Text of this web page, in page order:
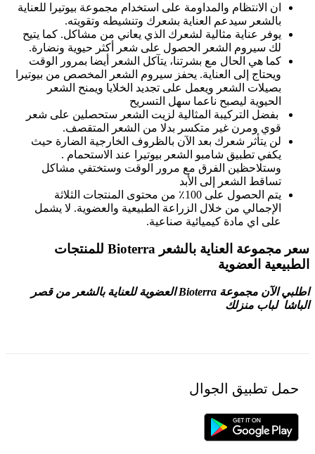
ان الانتظام والمداومة على استخدام مجموعة بيوتيرا للعناية
بالشعر سيدعم العناية بشعرك وتنشيطه وتقويته.
يوفر عناية مثالية لشعرك الذي يعاني من مشاكل. كما يتيح
لك سيروم الشعر الحصول على شعر أكثر حيوية ونضارة.
كما هي الحال مع بشرتنا، يتآكل الشعر أيضا بمرور الوقت
ويحتاج إلى العناية. يحفز سيروم الشعر المخصص من بيوتيرا
بصيلات الشعر ويعمل على تجديد الخلايا ويمنح الشعر
الحيوية ليصبح ناعما سهل التسريح
بفضل التركيبة المثالية لزيت الشعر ستحصلين على شعر
قوي ومرن غير متكسر بدلا من الشعر المتقصف.
لن يتأثر شعرك بعد الآن بالظروف الخارجية الضارة حيث
يكفي تطبيق شامبو الشعر بيوتيرا عند الاستحمام .
وستلاحظين الفرق مع مرور الوقت وستختفي مشاكل
تساقط الشعر إلى الأبد
يتم الحصول على 100٪ من محتوى المنتجات الثلاثة
الإجمالي من خلال الزراعة الطبيعية والعضوية. لا يشمل
على اي مادة كيميائية صناعية.
سعر مجموعة العناية بالشعر Bioterra للمنتجات
الطبيعية العضوية
اطلبي الآن مجموعة Bioterra العضوية للعناية بالشعر من قصر
الباشا لباب منزلك
حمل تطبيق الجوال